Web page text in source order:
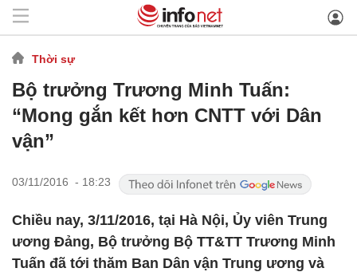
Thời sự
Bộ trưởng Trương Minh Tuấn:
“Mong gắn kết hơn CNTT với Dân
vận”
03/11/2016 - 18:23
Chiều nay, 3/11/2016, tại Hà Nội, Ủy viên Trung
ương Đảng, Bộ trưởng Bộ TT&TT Trương Minh
Tuấn đã tới thăm Ban Dân vận Trung ương và